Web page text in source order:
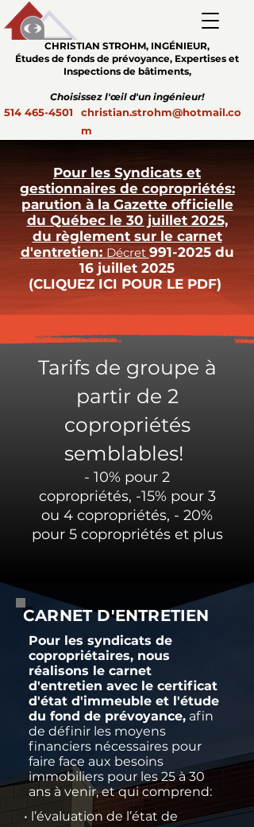
CHRISTIAN STROHM, INGÉNIEUR,
Études de fonds de prévoyance, Expertises et
Inspections de bâtiments,
Choisissez l'œil d'un ingénieur!
514 465-4501
christian.strohm@hotmail.co
m
Pour les Syndicats et
gestionnaires de copropriétés:
parution à la Gazette officielle
du Québec le 30 juillet 2025,
du règlement sur le carnet
d'entretien: Décret 991-2025du
16 juillet 2025
(CLIQUEZ ICI POUR LE PDF)
Tarifs de groupe à
partir de 2
copropriétés
semblables!
- 10% pour 2
copropriétés, -15% pour 3
ou 4 copropriétés, - 20%
pour 5 copropriétés et plus
CARNET D'ENTRETIEN
Pour les syndicats de
copropriétaires, nous
réalisons le carnet
d'entretien avec le certificat
d'état d'immeuble et l'étude
du fond de prévoyance, afin
de définir les moyens
financiers nécessaires pour
faire face aux besoins
immobiliers pour les 25 à 30
ans à venir,et qui comprend:
• l’évaluation de l’état de